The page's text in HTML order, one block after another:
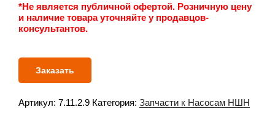
*Не является публичной офертой. Розничную цену
и наличие товара уточняйте у продавцов-
консультантов.
Заказать
Артикул: 7.11.2.9 Категория: Запчасти к Насосам НШН